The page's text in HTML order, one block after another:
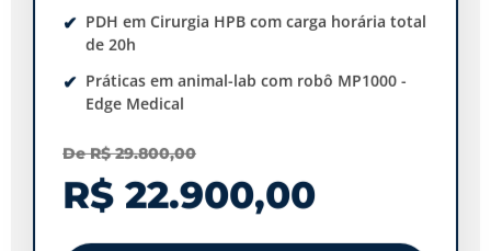
PDH em Cirurgia HPB com carga horária total
de 20h
Práticas em animal-lab com robô MP1000 -
Edge Medical
De R$ 29.800,00
R$ 22.900,00